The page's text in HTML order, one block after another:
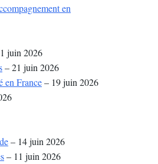
en
juin 2026
– 21 juin 2026
en France– 19 juin 2026
– 14 juin 2026
– 11 juin 2026